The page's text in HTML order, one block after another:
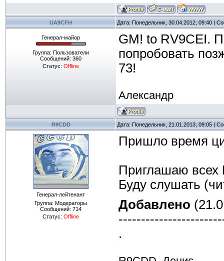
UA9CFH Дата: Понедельник, 30.04.2012, 09:40 |
Генерал-майор
Группа: Пользователи
Сообщений: 360
Статус: Offline
GM! to RV9CEI.
попробовать
73!
Александр
R9CDD Дата: Понедельник, 21.01.2013, 09:05 |
Генерал-лейтенант
Группа: Модераторы
Сообщений: 714
Статус: Offline
Пришло время
Приглашаю всех
Буду слушать
Добавлено
.